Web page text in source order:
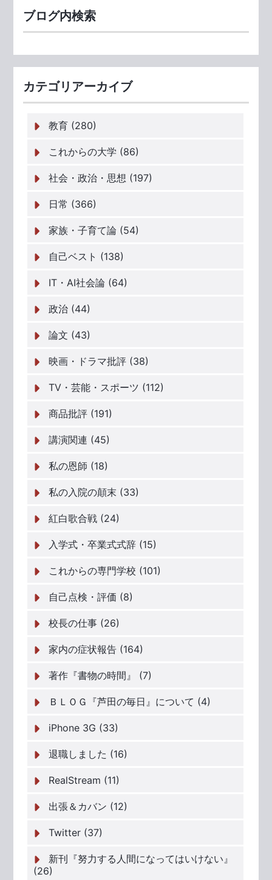
ブログ内検索
カテゴリアーカイブ
教育 (280)
これからの大学 (86)
社会・政治・思想 (197)
日常 (366)
家族・子育て論 (54)
自己ベスト (138)
IT・AI社会論 (64)
政治 (44)
論文 (43)
映画・ドラマ批評 (38)
TV・芸能・スポーツ (112)
商品批評 (191)
講演関連 (45)
私の恩師 (18)
私の入院の顛末 (33)
紅白歌合戦 (24)
入学式・卒業式式辞 (15)
これからの専門学校 (101)
自己点検・評価 (8)
校長の仕事 (26)
家内の症状報告 (164)
著作『書物の時間』 (7)
ＢＬＯＧ『芦田の毎日』について (4)
iPhone 3G (33)
退職しました (16)
RealStream (11)
出張＆カバン (12)
Twitter (37)
新刊『努力する人間になってはいけない』
(26)